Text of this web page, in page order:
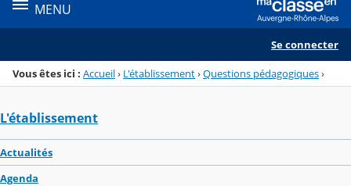
MENU
Se connecter
Vous êtes ici : Accueil› L'établissement›Questions pédagogiques›
L'établissement
Actualités
Agenda